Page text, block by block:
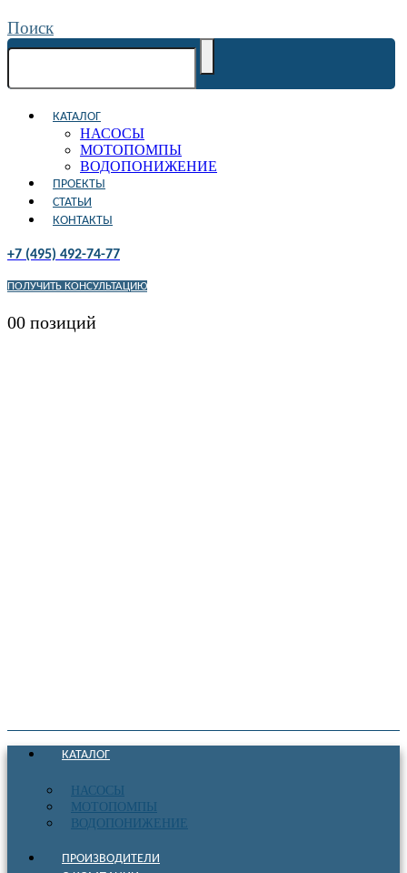
Поиск
КАТАЛОГ
НАСОСЫ
МОТОПОМПЫ
ВОДОПОНИЖЕНИЕ
ПРОЕКТЫ
СТАТЬИ
КОНТАКТЫ
+7 (495) 492-74-77
ПОЛУЧИТЬ КОНСУЛЬТАЦИЮ
00 позиций
КАТАЛОГ
НАСОСЫ
МОТОПОМПЫ
ВОДОПОНИЖЕНИЕ
ПРОИЗВОДИТЕЛИ